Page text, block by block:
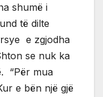
shumë i
të dilte
e zgjodha
se nuk ka
“Për mua
e bën një gjë